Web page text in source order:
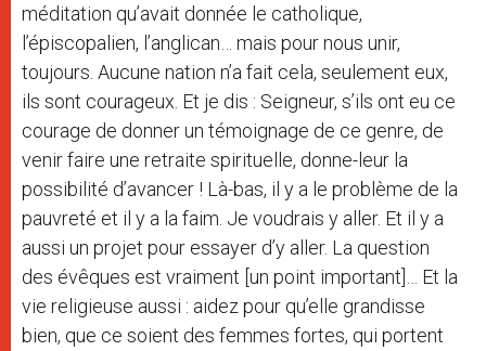
méditation qu’avait donnée le catholique,
l’épiscopalien, l’anglican… mais pour nous unir,
toujours. Aucune nation n’a fait cela, seulement eux,
ils sont courageux. Et je dis : Seigneur, s’ils ont eu ce
courage de donner un témoignage de ce genre, de
venir faire une retraite spirituelle, donne-leur la
possibilité d’avancer ! Là-bas, il y a le problème de la
pauvreté et il y a la faim. Je voudrais y aller. Et il y a
aussi un projet pour essayer d’y aller. La question
des évêques est vraiment [un point important]… Et la
vie religieuse aussi : aidez pour qu’elle grandisse
bien, que ce soient des femmes fortes, qui portent